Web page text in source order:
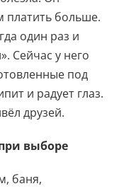
платить больше.
один раз и
Сейчас у него
под
и радует глаз.
друзей.
выборе
баня,